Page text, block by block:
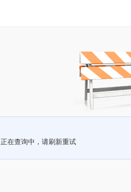
正在查询中，请刷新重试